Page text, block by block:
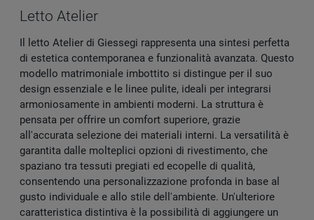
Letto Atelier
Il letto Atelier di Giessegi rappresenta una sintesi perfetta
di estetica contemporanea e funzionalità avanzata. Questo
modello matrimoniale imbottito si distingue per il suo
design essenziale e le linee pulite, ideali per integrarsi
armoniosamente in ambienti moderni. La struttura è
pensata per offrire un comfort superiore, grazie
all'accurata selezione dei materiali interni. La versatilità è
garantita dalle molteplici opzioni di rivestimento, che
spaziano tra tessuti pregiati ed ecopelle di qualità,
consentendo una personalizzazione profonda in base al
gusto individuale e allo stile dell'ambiente. Un'ulteriore
caratteristica distintiva è la possibilità di aggiungere un